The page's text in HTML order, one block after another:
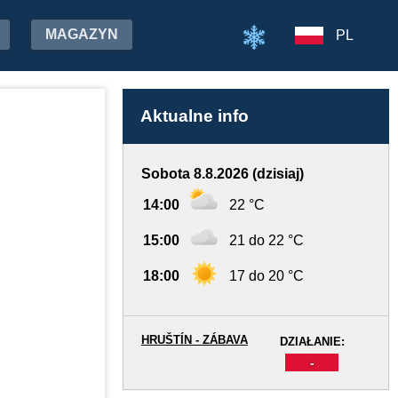
MAGAZYN PL
Aktualne info
Sobota 8.8.2026 (dzisiaj)
14:00 22 °C
15:00 21 do 22 °C
18:00 17 do 20 °C
DZIAŁANIE:
-
HRUŠTÍN - ZÁBAVA